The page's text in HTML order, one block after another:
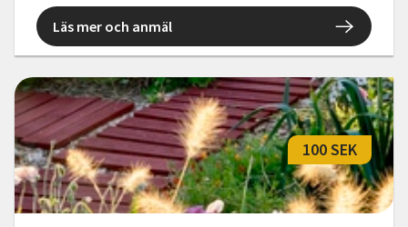
Läs mer och anmäl
100 SEK